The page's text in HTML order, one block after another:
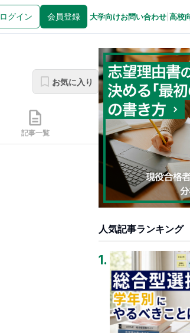
ログイン 会員登録 大学向けお問い合わせ 高校
お気に入り
記事一覧
人気記事ランキング
1.